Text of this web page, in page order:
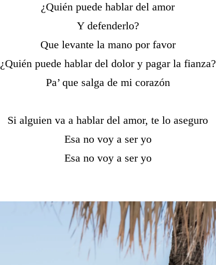
¿Quién puede hablar del amor
Y defenderlo?
Que levante la mano por favor
¿Quién puede hablar del dolor y pagar la fianza?
Pa’ que salga de mi corazón
Si alguien va a hablar del amor, te lo aseguro
Esa no voy a ser yo
Esa no voy a ser yo